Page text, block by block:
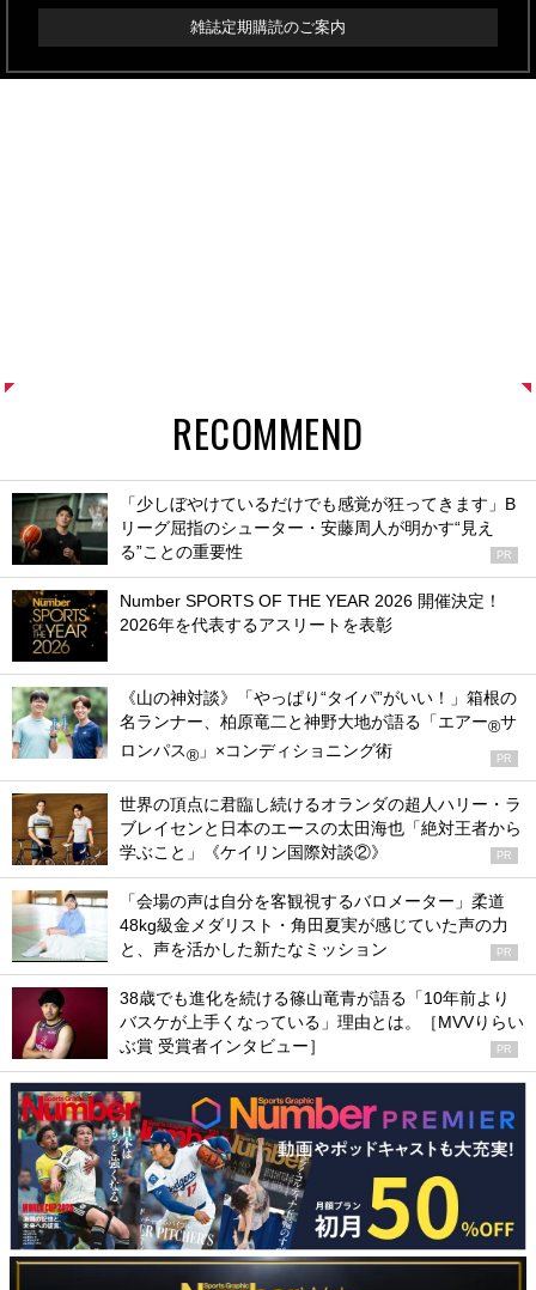
雑誌定期購読のご案内
RECOMMEND
「少しぼやけているだけでも感覚が狂ってきます」B
リーグ屈指のシューター・安藤周人が明かす“見え
る”ことの重要性
PR
Number SPORTS OF THE YEAR 2026 開催決定！
2026年を代表するアスリートを表彰
《山の神対談》「やっぱり“タイパ”がいい！」箱根の
名ランナー、柏原竜二と神野大地が語る「エアー®サ
ロンパス® 」×コンディショニング術 PR
世界の頂点に君臨し続けるオランダの超人ハリー・ラ
ブレイセンと日本のエースの太田海也「絶対王者から
学ぶこと」《ケイリン国際対談②》
PR
「会場の声は自分を客観視するバロメーター」柔道
48kg級金メダリスト・角田夏実が感じていた声の力
と、声を活かした新たなミッション
PR
38歳でも進化を続ける篠山竜青が語る「10年前より
バスケが上手くなっている」理由とは。［MVVりらい
ぶ賞 受賞者インタビュー］
PR